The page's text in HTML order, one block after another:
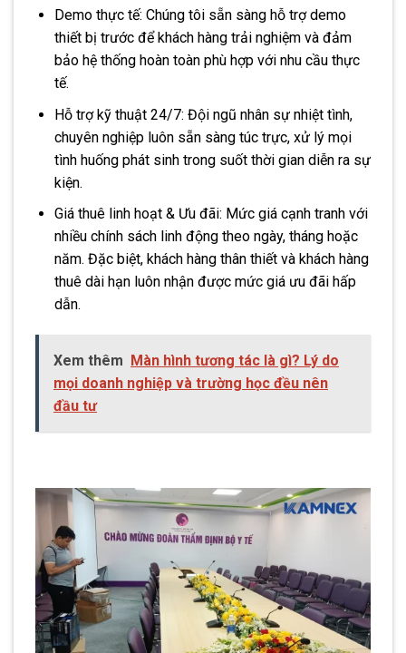
Demo thực tế: Chúng tôi sẵn sàng hỗ trợ demo
thiết bị trước để khách hàng trải nghiệm và đảm
bảo hệ thống hoàn toàn phù hợp với nhu cầu thực
tế.
Hỗ trợ kỹ thuật 24/7: Đội ngũ nhân sự nhiệt tình,
chuyên nghiệp luôn sẵn sàng túc trực, xử lý mọi
tình huống phát sinh trong suốt thời gian diễn ra sự
kiện.
Giá thuê linh hoạt & Ưu đãi: Mức giá cạnh tranh với
nhiều chính sách linh động theo ngày, tháng hoặc
năm. Đặc biệt, khách hàng thân thiết và khách hàng
thuê dài hạn luôn nhận được mức giá ưu đãi hấp
dẫn.
Xem thêm
Màn hình tương tác là gì? Lý do
mọi doanh nghiệp và trường học đều nên
đầu tư